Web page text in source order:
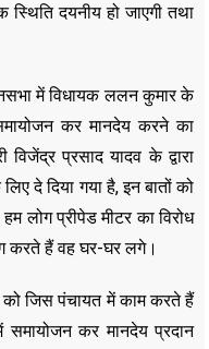
स्थिति दयनीय हो जाएगी तथा
में विधायक ललन कुमार के
समायोजन कर मानदेय करने का
प्रसाद यादव के द्वारा
दे दिया गया है, इन बातों को
लोग प्रीपेड मीटर का विरोध
करते हैं वह घर-घर लगे।
को जिस पंचायत में काम करते हैं
कर मानदेय प्रदान